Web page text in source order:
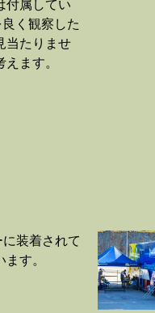
付属してい
く観察した
当たりませ
ます。
装着されて
す。